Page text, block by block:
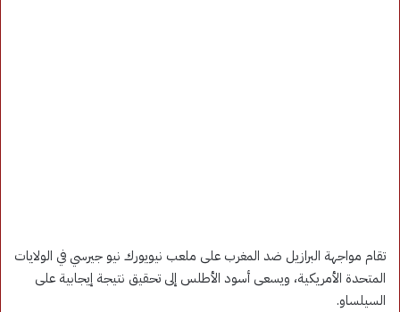
تقام مواجهة البرازيل ضد المغرب على ملعب نيويورك نيو جيرسي في الولايات
المتحدة الأمريكية، ويسعى أسود الأطلس إلى تحقيق نتيجة إيجابية على
السيلساو.